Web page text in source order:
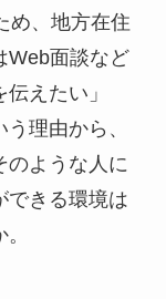
め、地方在住
Web面談など
えたい」
理由から、
のような人に
できる環境は